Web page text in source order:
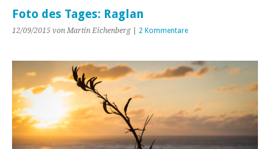
Foto des Tages: Raglan
12/09/2015 von Martin Eichenberg 2 Kommentare